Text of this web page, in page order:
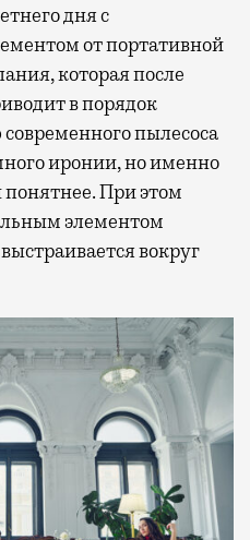
дня с
от портативной
которая после
в порядок
пылесоса
иронии, но именно
понятнее. При этом
элементом
вокруг